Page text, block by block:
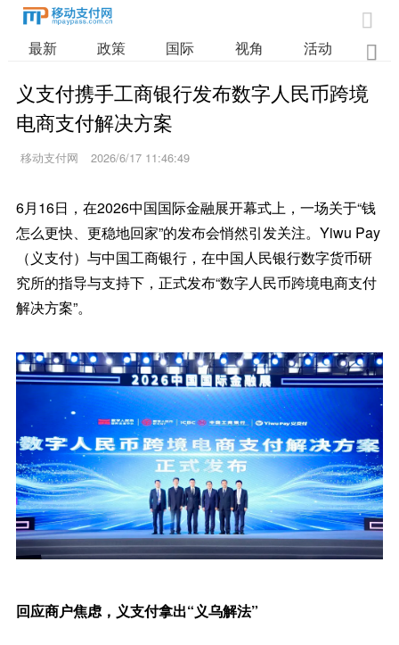

最新 政策 国际 视角 活动 业

义支付携手工商银行发布数字人民币跨境
电商支付解决方案
移动支付网 2026/6/17 11:46:49
6月16日，在2026中国国际金融展开幕式上，一场关于“钱
怎么更快、更稳地回家”的发布会悄然引发关注。Yiwu Pay
（义支付）与中国工商银行，在中国人民银行数字货币研
究所的指导与支持下，正式发布“数字人民币跨境电商支付
解决方案”。
回应商户焦虑，义支付拿出“义乌解法”